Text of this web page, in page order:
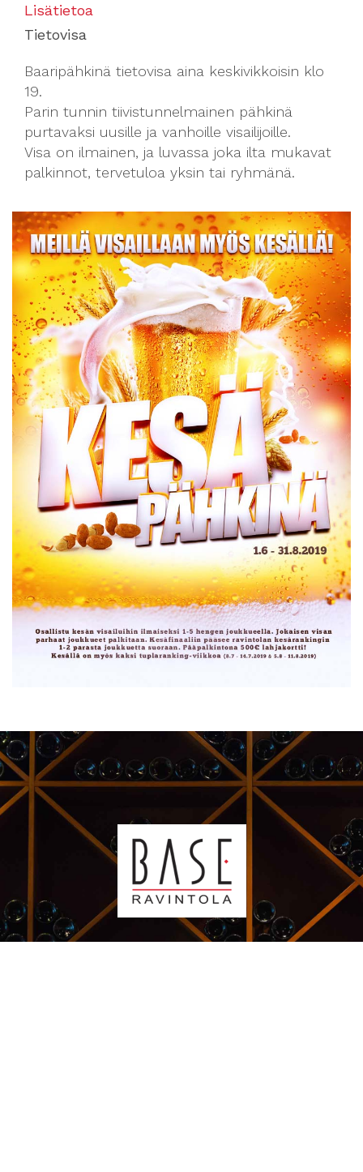
Lisätietoa
Tietovisa
Baaripähkinä tietovisa aina keskivikkoisin klo
19.
Parin tunnin tiivistunnelmainen pähkinä
purtavaksi uusille ja vanhoille visailijoille.
Visa on ilmainen, ja luvassa joka ilta mukavat
palkinnot, tervetuloa yksin tai ryhmänä.